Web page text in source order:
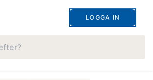
LOGGA IN